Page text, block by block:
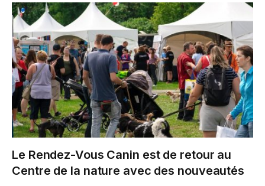
Le Rendez-Vous Canin est de retour au
Centre de la nature avec des nouveautés